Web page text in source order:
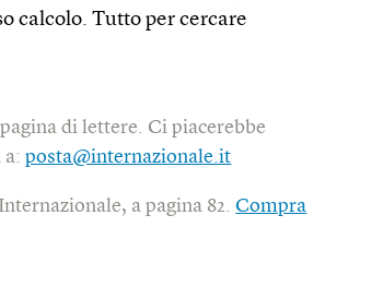
calcolo. Tutto per cercare
di lettere. Ci piacerebbe
a:posta@internazionale.it
a pagina 82.Compra